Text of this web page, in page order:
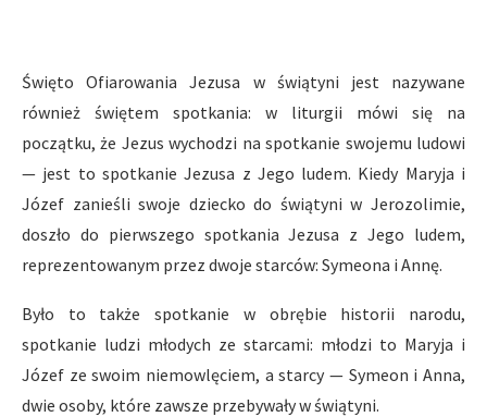
Święto Ofiarowania Jezusa w świątyni jest nazywane
również świętem spotkania: w liturgii mówi się na
początku, że Jezus wychodzi na spotkanie swojemu ludowi
— jest to spotkanie Jezusa z Jego ludem. Kiedy Maryja i
Józef zanieśli swoje dziecko do świątyni w Jerozolimie,
doszło do pierwszego spotkania Jezusa z Jego ludem,
reprezentowanym przez dwoje starców: Symeona i Annę.
Było to także spotkanie w obrębie historii narodu,
spotkanie ludzi młodych ze starcami: młodzi to Maryja i
Józef ze swoim niemowlęciem, a starcy — Symeon i Anna,
dwie osoby, które zawsze przebywały w świątyni.